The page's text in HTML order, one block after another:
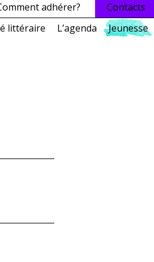
adhérer?
Contacts
littéraire L’agenda Jeunesse